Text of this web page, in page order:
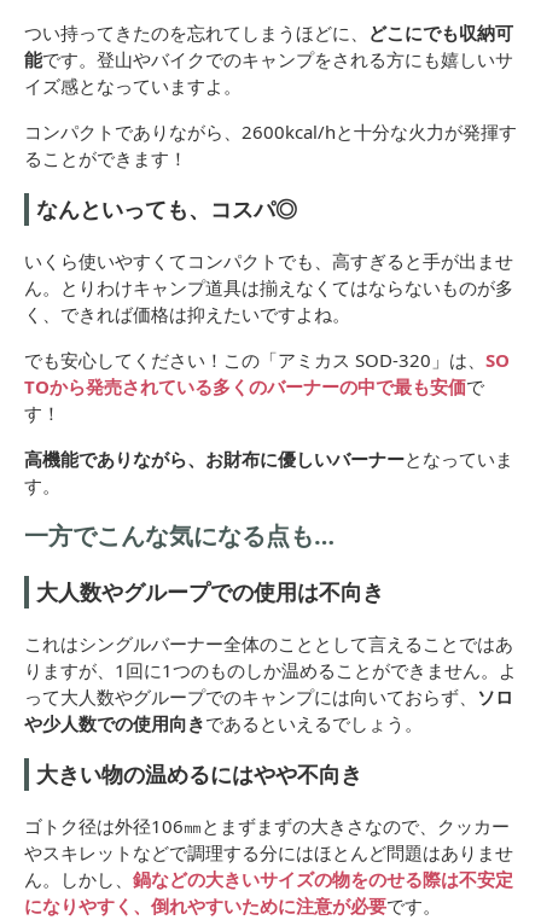
つい持ってきたのを忘れてしまうほどに、 どこにでも収納可
能です。登山やバイクでのキャンプをされる方にも嬉しいサ
イズ感となっていますよ。
コンパクトでありながら、2600kcal/hと十分な火力が発揮す
ることができます！
なんといっても、コスパ◎
いくら使いやすくてコンパクトでも、高すぎると手が出ませ
ん。とりわけキャンプ道具は揃えなくてはならないものが多
く、できれば価格は抑えたいですよね。
でも安心してください！この「アミカス SOD-320」は、 SO
TOから発売されている多くのバーナーの中で最も安価で
す！
高機能でありながら、お財布に優しいバーナーとなっていま
す。
一方でこんな気になる点も…
大人数やグループでの使用は不向き
これはシングルバーナー全体のこととして言えることではあ
りますが、1回に1つのものしか温めることができません。よ
って大人数やグループでのキャンプには向いておらず、 ソロ
や少人数での使用向きであるといえるでしょう。
大きい物の温めるにはやや不向き
ゴトク径は外径106㎜とまずまずの大きさなので、クッカー
やスキレットなどで調理する分にはほとんど問題はありませ
ん。しかし、 鍋などの大きいサイズの物をのせる際は不安定
になりやすく、倒れやすいために注意が必要です。